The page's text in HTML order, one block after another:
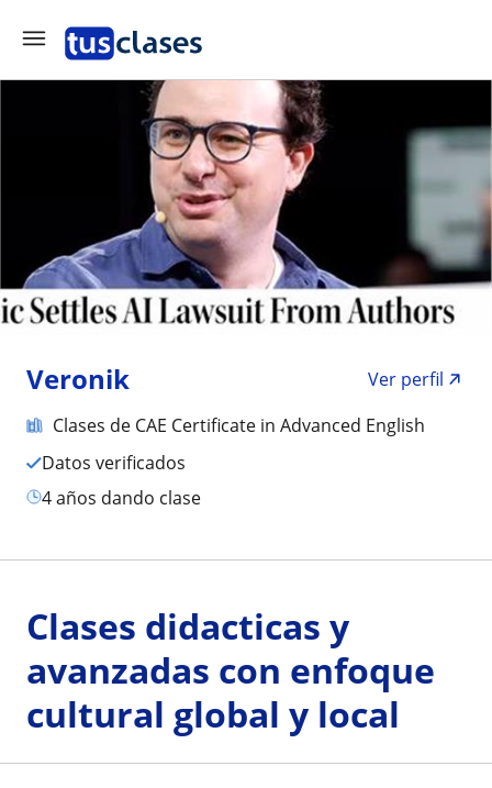
Veronik
Ver perfil
Clases de CAE Certificate in Advanced English
Datos verificados
4 años dando clase
Clases didacticas y
avanzadas con enfoque
cultural global y local